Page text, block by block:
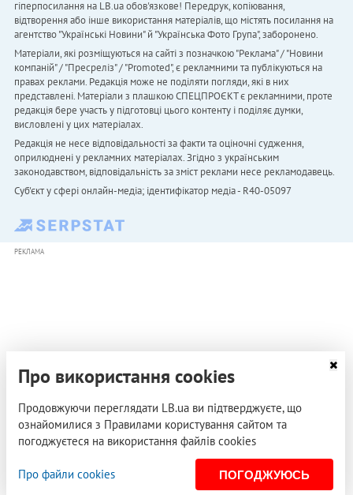
гіперпосилання на LB.ua обов'язкове! Передрук, копіювання,
відтворення або інше використання матеріалів, що містять посилання на
агентство "Українськi Новини" й "Українська Фото Група", заборонено.
Матеріали, які розміщуються на сайті з позначкою "Реклама" / "Новини
компаній" / "Пресреліз" / "Promoted", є рекламними та публікуються на
правах реклами. Редакція може не поділяти погляди, які в них
представлені. Матеріали з плашкою СПЕЦПРОЄКТ є рекламними, проте
редакція бере участь у підготовці цього контенту і поділяє думки,
висловлені у цих матеріалах.
Редакція не несе відповідальності за факти та оціночні судження,
оприлюднені у рекламних матеріалах. Згідно з українським
законодавством, відповідальність за зміст реклами несе рекламодавець.
Cуб'єкт у сфері онлайн-медіа; ідентифікатор медіа - R40-05097
РЕКЛАМА
Про використання cookies
Продовжуючи переглядати LB.ua ви підтверджуєте, що
ознайомилися з Правилами користування сайтом та
погоджуєтеся на використання файлів cookies
Про файли cookies ПОГОДЖУЮСЬ